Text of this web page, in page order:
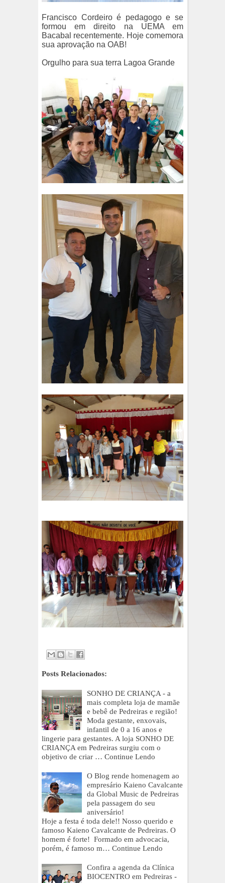
Francisco Cordeiro é pedagogo e se
formou em direito na UEMA em
Bacabal recentemente. Hoje comemora
sua aprovação na OAB!
Orgulho para sua terra Lagoa Grande
Posts Relacionados:
SONHO DE CRIANÇA - a
mais completa loja de mamãe
e bebê de Pedreiras e região!
Moda gestante, enxovais,
infantil de 0 a 16 anos e
lingerie para gestantes. A loja SONHO DE
CRIANÇA em Pedreiras surgiu com o
objetivo de criar … Continue Lendo
O Blog rende homenagem ao
empresário Kaieno Cavalcante
da Global Music de Pedreiras
pela passagem do seu
aniversário!
Hoje a festa é toda dele!! Nosso querido e
famoso Kaieno Cavalcante de Pedreiras. O
homem é forte! Formado em advocacia,
porém, é famoso m… Continue Lendo
Confira a agenda da Clínica
BIOCENTRO em Pedreiras -